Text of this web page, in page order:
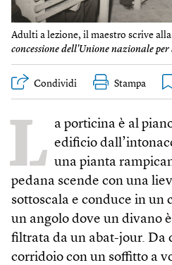
Adulti a lezione, il maestro scrive
concessione dell'Unione nazionale
Condividi Stampa
L a porticina è al
edificio
una pianta
pedana scende con una
sottoscala e conduce in un
un angolo dove un divano
filtrata da un abat-jour. Da
corridoio con un soffitto a